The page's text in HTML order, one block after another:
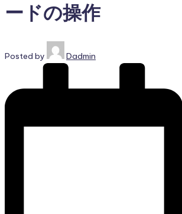
ードの操作
Posted by Dadmin